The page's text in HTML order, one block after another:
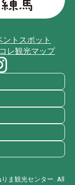
ントスポット
レ観光マップ
ま観光センター. All